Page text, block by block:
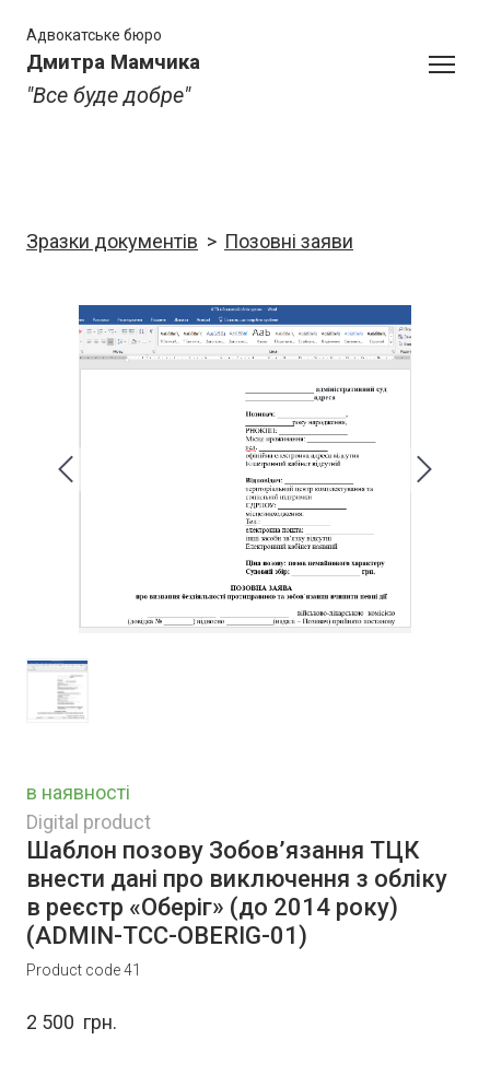
Адвокатське бюро
Дмитра Мамчика
"Все буде добре"
Зразки документів Позовні заяви
в наявності
Digital product
Шаблон позову Зобов’язання ТЦК
внести дані про виключення з обліку
в реєстр «Оберіг» (до 2014 року)
(ADMIN-TCC-OBERIG-01)
Product code 41
2 500  грн.